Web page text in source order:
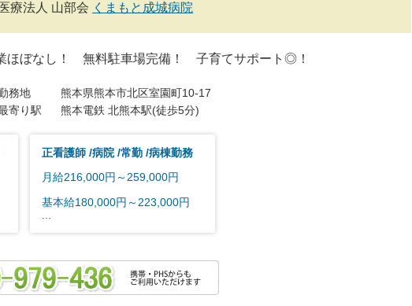
医療法人 山部会 くまもと成城病院
ほぼなし！ 無料駐車場完備！ 子育てサポート◎！
務地
熊本県熊本市北区室園町10-17
寄り駅
熊本電鉄 北熊本駅(徒歩5分)
正看護師 病院 常勤 病棟勤務
月給216,000円～259,000円
基本給180,000円～223,000円